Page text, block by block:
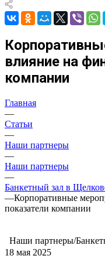
влияние на
компании
Главная
—
Статьи
—
Наши партнеры
—
Наши партнеры
—
Банкетный зал в
—Корпоративные
показатели компании
Наши партнеры/
18 мая 2025